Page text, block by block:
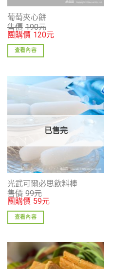
葡萄夾心餅
售價 190元
團購價 120元
查看內容
已售完
光武可爾必思飲料棒
售價 99元
團購價 59元
查看內容